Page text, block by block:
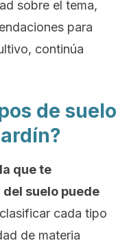
sobre el tema,
para
continúa
de suelo
que te
suelo puede
cada tipo
de materia